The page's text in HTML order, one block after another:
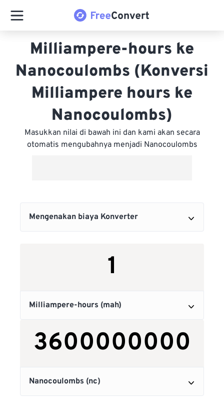
Milliampere-hours ke
Nanocoulombs (Konversi
Milliampere hours ke
Nanocoulombs)
Masukkan nilai di bawah ini dan kami akan secara
otomatis mengubahnya menjadi Nanocoulombs